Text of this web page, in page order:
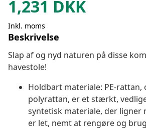
1,231 DKK
Inkl. moms
Beskrivelse
Slap af og nyd naturen på disse
havestole!
Holdbart materiale: PE-rattan,
polyrattan, er et stærkt,
syntetisk materiale, der ligner
er let, nemt at rengøre og